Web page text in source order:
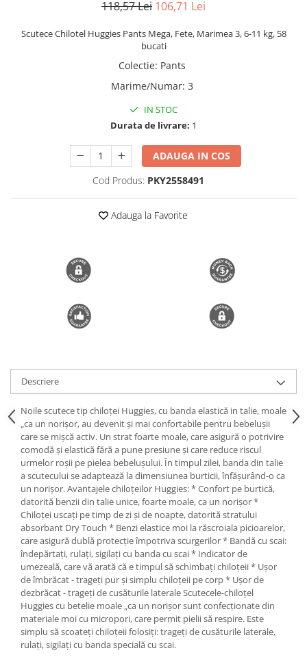
Uscătoare de Păr
118,57 Lei 106,71 Lei
Scutece Chilotel Huggies Pants Mega, Fete, Marimea 3, 6-11 kg, 58
bucati
Colectie: Pants
Marime/Numar: 3
IN STOC
Durata de livrare: 1
ADAUGA IN COS
Cod Produs: PKY2558491
Adauga la Favorite
Descriere
Noile scutece tip chiloței Huggies, cu banda elastică in talie, moale
„ca un norișor, au devenit și mai confortabile pentru bebelușii
care se mișcă activ. Un strat foarte moale, care asigură o potrivire
comodă și elastică fără a pune presiune și care reduce riscul
urmelor roșii pe pielea bebelușului. În timpul zilei, banda din talie
a scutecului se adaptează la dimensiunea burticii, înfășurând-o ca
un norișor. Avantajele chiloțeilor Huggies: * Confort pe burtică,
datorită benzii din talie unice, foarte moale, ca un norișor *
Chiloței uscați pe timp de zi și de noapte, datorită stratului
absorbant Dry Touch * Benzi elastice moi la răscroiala picioarelor,
care asigură dublă protecție împotriva scurgerilor * Bandă cu scai:
îndepărtați, rulați, sigilați cu banda cu scai * Indicator de
umezeală, care vă arată că e timpul să schimbați chiloțeii * Ușor
de îmbrăcat - trageți pur și simplu chiloțeii pe corp * Ușor de
dezbrăcat - trageți de cusăturile laterale Scutecele-chiloțel
Huggies cu betelie moale „ca un norișor sunt confecționate din
materiale moi cu micropori, care permit pielii să respire. Este
simplu să scoateți chiloțeii folosiți: trageți de cusăturile laterale,
rulați, sigilați cu banda specială cu scai.